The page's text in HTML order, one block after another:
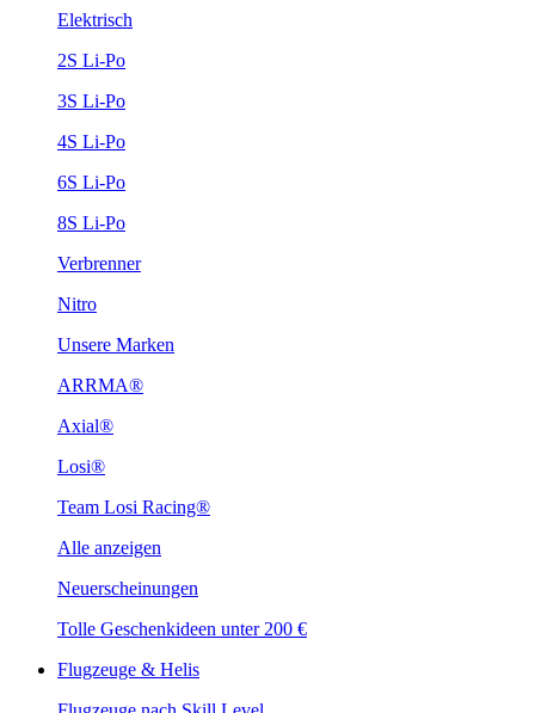
Elektrisch
2S Li-Po
3S Li-Po
4S Li-Po
6S Li-Po
8S Li-Po
Verbrenner
Nitro
Unsere Marken
ARRMA®
Axial®
Losi®
Team Losi Racing®
Alle anzeigen
Neuerscheinungen
Tolle Geschenkideen unter 200 €
Flugzeuge & Helis